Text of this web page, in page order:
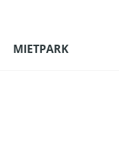
MIETPARK